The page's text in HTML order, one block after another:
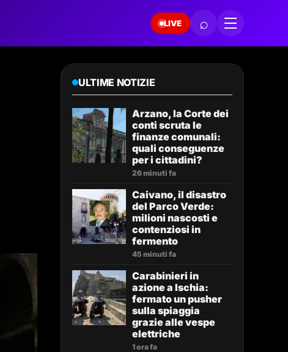
LIVE ⌕
ULTIME NOTIZIE
Arzano, la Corte dei
conti scruta le
finanze comunali:
quali conseguenze
per i cittadini?
26 minuti fa
Caivano, il disastro
del Parco Verde:
milioni nascosti e
contenziosi in
fermento
45 minuti fa
Carabinieri in
azione a Ischia:
fermato un pusher
sulla spiaggia
grazie alle vespe
elettriche
1 ora fa